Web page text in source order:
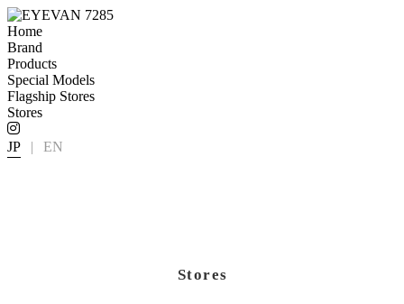
Home
Brand
Products
Special Models
Flagship Stores
Stores
JP | EN
Stores